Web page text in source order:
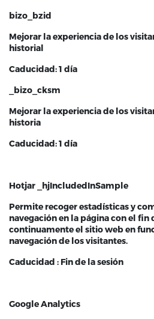
bizo_bzid
Mejorar la experiencia de los
historial
Caducidad: 1 día
_bizo_cksm
Mejorar la experiencia de los
historia
Caducidad: 1 día
Hotjar _hjIncludedInSample
Permite recoger estadísticas y
navegación en la página con el fin
continuamente el sitio web en
navegación de los visitantes.
Caducidad : Fin de la sesión
Google Analytics